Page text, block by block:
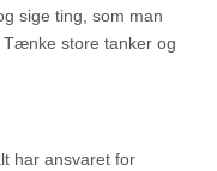
sige ting, som man
store tanker og
har ansvaret for